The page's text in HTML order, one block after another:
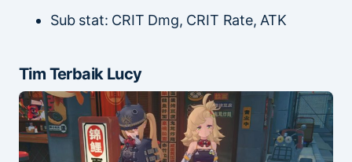
Sub stat: CRIT Dmg, CRIT Rate, ATK
Tim Terbaik Lucy